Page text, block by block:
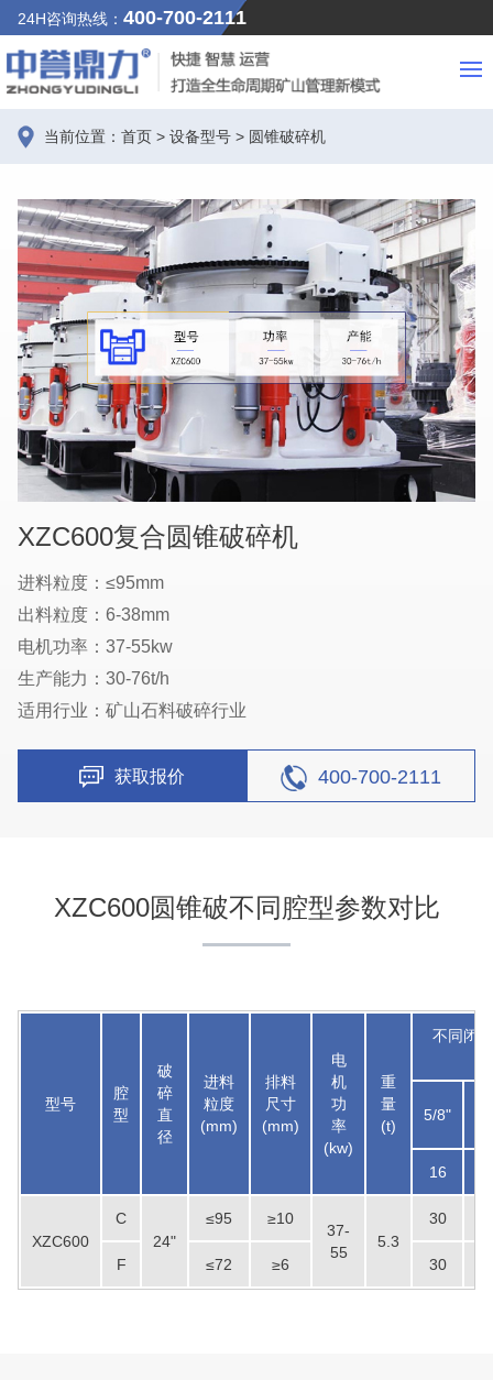
24H咨询热线： 400-700-2111
当前位置： 首页 > 设备型号 > 圆锥破碎机
XZC600复合圆锥破碎机
进料粒度：≤95mm
出料粒度：6-38mm
电机功率：37-55kw
生产能力：30-76t/h
适用行业：矿山石料破碎行业
获取报价 400-700-2111
XZC600圆锥破不同腔型参数对比
型号
腔
型
破
碎
直
径
进料
粒度
(mm)
排料
尺寸
(mm)
电
机
功
率
(kw)
重
量
(t)
不同闭
5/8"
16
XZC600
C
24"
≤95 ≥10
37-
55
5.3
30
F ≤72 ≥6 30
湖北省中昇东浩荆门建材时产500-600吨机制砂项目